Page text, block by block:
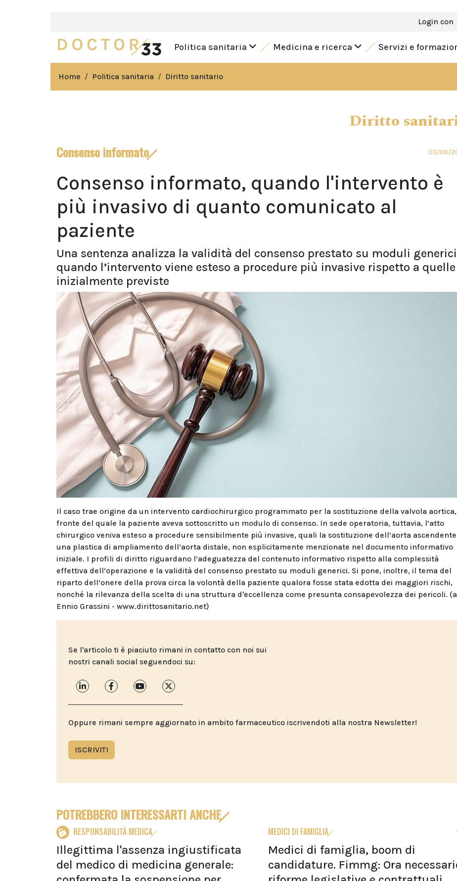
Login con
Politica sanitaria Medicina e ricerca Servizi e
Home Politica sanitaria Diritto sanitario
Diritto
Consenso informato 03/06/
Consenso informato, quando l'intervento è
più invasivo di quanto comunicato al
paziente
Una sentenza analizza la validità del consenso prestato su moduli generici
quando l’intervento viene esteso a procedure più invasive rispetto a quelle
inizialmente previste
Il caso trae origine da un intervento cardiochirurgico programmato per la sostituzione della valvola aortica,
fronte del quale la paziente aveva sottoscritto un modulo di consenso. In sede operatoria, tuttavia, l’atto
chirurgico veniva esteso a procedure sensibilmente più invasive, quali la sostituzione dell’aorta
una plastica di ampliamento dell’aorta distale, non esplicitamente menzionate nel documento informativo
iniziale. I profili di diritto riguardano l’adeguatezza del contenuto informativo rispetto alla complessità
effettiva dell’operazione e la validità del consenso prestato su moduli generici. Si pone, inoltre, il tema del
riparto dell’onere della prova circa la volontà della paziente qualora fosse stata edotta dei maggiori rischi,
nonché la rilevanza della scelta di una struttura d'eccellenza come presunta consapevolezza dei pericoli.
Ennio Grassini - www.dirittosanitario.net)
Se l'articolo ti è piaciuto rimani in contatto con noi sui
nostri canali social seguendoci su:
Oppure rimani sempre aggiornato in ambito farmaceutico iscrivendoti alla nostra Newsletter!
ISCRIVITI
POTREBBERO INTERESSARTI ANCHE
RESPONSABILITÀ MEDICA
Illegittima l'assenza ingiustificata
del medico di medicina generale:
MEDICI DI FAMIGLIA
Medici di famiglia, boom di
candidature. Fimmg: Ora